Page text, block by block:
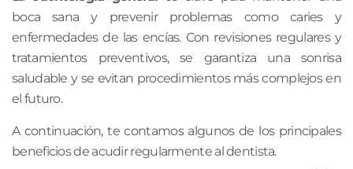
boca sana y prevenir problemas como caries y
enfermedades de las encías. Con revisiones regulares y
tratamientos preventivos, se garantiza una sonrisa
saludable y se evitan procedimientos más complejos en
el futuro.
A continuación, te contamos algunos de los principales
beneficios de acudir regularmente al dentista.